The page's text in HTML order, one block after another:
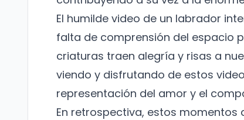
El humilde video de un labrador
falta de comprensión del espacio
criaturas traen alegría y risas a
viendo y disfrutando de estos
representación del amor y el
En retrospectiva, estos